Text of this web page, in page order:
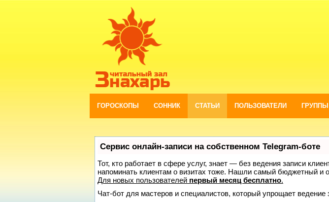
ГОРОСКОПЫ СОННИК СТАТЬИ ПОЛЬЗОВАТЕЛИ ГРУППЫ
Сервис онлайн-записи на собственном Telegram-боте
Тот, кто работает в сфере услуг, знает — без ведения записи
напоминать клиентам о визитах тоже. Нашли самый бюджетный и
Для новых пользователей первый месяц бесплатно.
Чат-бот для мастеров и специалистов, который упрощает ведение